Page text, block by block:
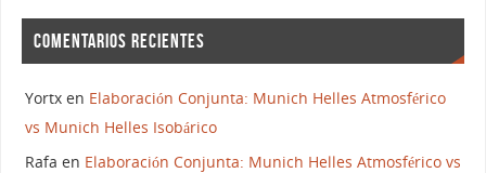
COMENTARIOS RECIENTES
Yortxen Elaboración Conjunta: Munich Helles Atmosférico
vs Munich Helles Isobárico
Rafa en Elaboración Conjunta: Munich Helles Atmosférico vs